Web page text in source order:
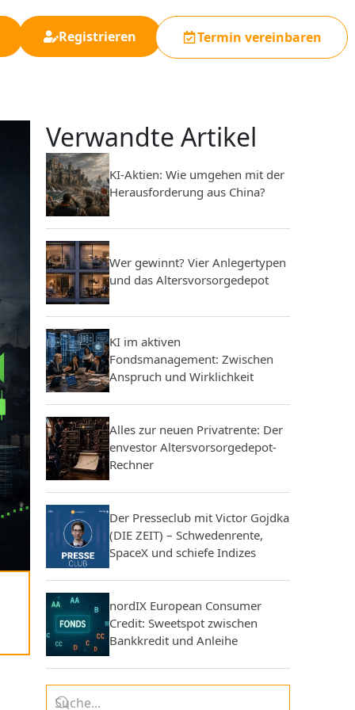
Registrieren Termin vereinbaren
Verwandte Artikel
KI-Aktien: Wie umgehen mit der
Herausforderung aus China?
Wer gewinnt? Vier Anlegertypen
und das Altersvorsorgedepot
KI im aktiven
Fondsmanagement: Zwischen
Anspruch und Wirklichkeit
Alles zur neuen Privatrente: Der
envestor Altersvorsorgedepot-
Rechner
Der Presseclub mit Victor Gojdka
(DIE ZEIT) – Schwedenrente,
SpaceX und schiefe Indizes
nordIX European Consumer
Credit: Sweetspot zwischen
Bankkredit und Anleihe